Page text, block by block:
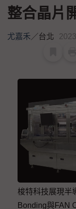
整合晶片
尤嘉禾／台北
梭特科技展現半
Bonding與FAN